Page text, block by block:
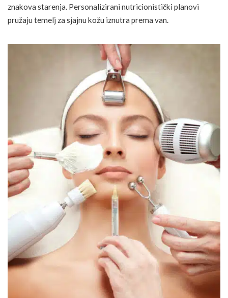
znakova starenja. Personalizirani nutricionistički planovi
pružaju temelj za sjajnu kožu iznutra prema van.